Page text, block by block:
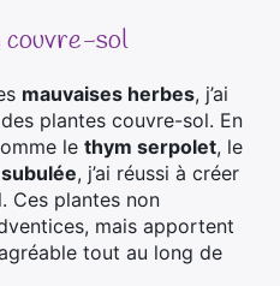
couvre-sol
mauvaises herbes, j’ai
plantes couvre-sol. En
le thym serpolet, le
, j’ai réussi à créer
Ces plantes non
mais apportent
tout au long de